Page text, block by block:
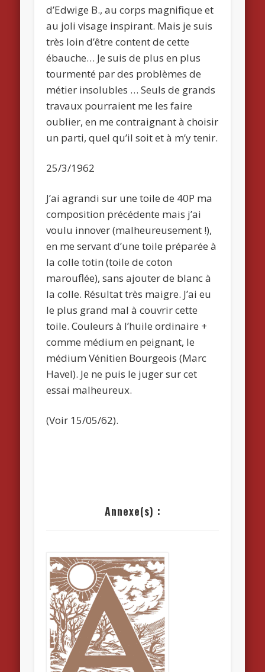
d’Edwige B., au corps magnifique et
au joli visage inspirant. Mais je suis
très loin d’être content de cette
ébauche… Je suis de plus en plus
tourmenté par des problèmes de
métier insolubles … Seuls de grands
travaux pourraient me les faire
oublier, en me contraignant à choisir
un parti, quel qu’il soit et à m’y tenir.
25/3/1962
J’ai agrandi sur une toile de 40P ma
composition précédente mais j’ai
voulu innover (malheureusement !),
en me servant d’une toile préparée à
la colle totin (toile de coton
marouflée), sans ajouter de blanc à
la colle. Résultat très maigre. J’ai eu
le plus grand mal à couvrir cette
toile. Couleurs à l’huile ordinaire +
comme médium en peignant, le
médium Vénitien Bourgeois (Marc
Havel). Je ne puis le juger sur cet
essai malheureux.
(Voir 15/05/62).
Annexe(s) :